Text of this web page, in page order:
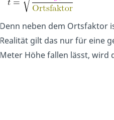
Denn neben dem Ortsfaktor
Realität gilt das nur für eine
Meter Höhe fallen lässt, wird